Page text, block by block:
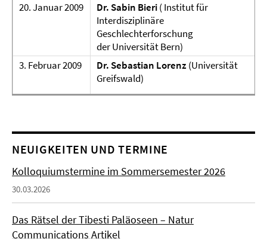
20. Januar 2009
Dr. Sabin Bieri( Institut für
Interdisziplinäre
Geschlechterforschung
der Universität Bern)
3. Februar 2009
Dr. Sebastian Lorenz(Universität
Greifswald)
NEUIGKEITEN UND TERMINE
Kolloquiumstermine im Sommersemester 2026
30.03.2026
Das Rätsel der Tibesti Paläoseen – Natur
Communications Artikel